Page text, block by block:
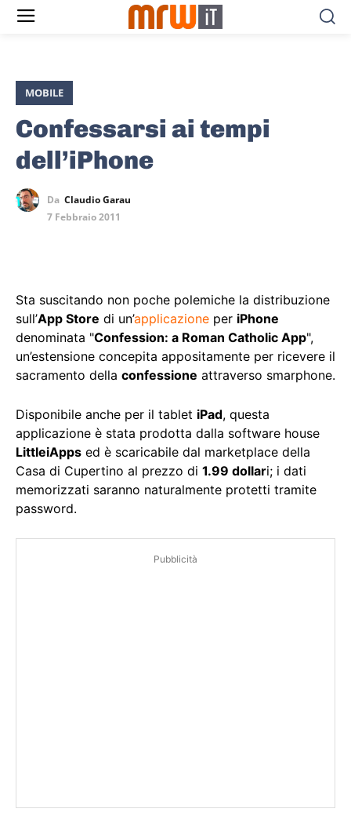
MOBILE
Confessarsi ai tempi
dell’iPhone
Da Claudio Garau
7 Febbraio 2011
Sta suscitando non poche polemiche la distribuzione
sull’App Store di un’applicazione per iPhone
denominata "Confession: a Roman Catholic App",
un’estensione concepita appositamente per ricevere il
sacramento della confessione attraverso smarphone.
Disponibile anche per il tablet iPad, questa
applicazione è stata prodotta dalla software house
LittleiApps ed è scaricabile dal marketplace della
Casa di Cupertino al prezzo di 1.99 dollari; i dati
memorizzati saranno naturalmente protetti tramite
password.
Pubblicità